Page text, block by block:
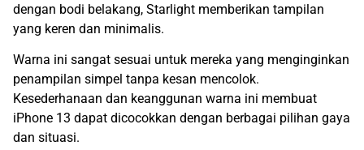
dengan bodi belakang, Starlight memberikan tampilan
yang keren dan minimalis.
Warna ini sangat sesuai untuk mereka yang menginginkan
penampilan simpel tanpa kesan mencolok.
Kesederhanaan dan keanggunan warna ini membuat
iPhone 13 dapat dicocokkan dengan berbagai pilihan gaya
dan situasi.